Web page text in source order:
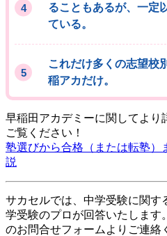
ることもあるが、一定
ている。
これだけ多くの志望校
稲アカだけ。
早稲田アカデミーに関してより
ご覧ください！
塾選びから合格（または転塾）
説
サカセルでは、中学受験に関す
学受験のプロが回答いたします
のお問合せフォームよりご連絡